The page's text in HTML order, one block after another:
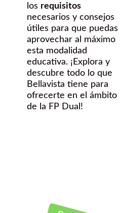
los requisitos
necesarios y consejos
útiles para que puedas
aprovechar al máximo
esta modalidad
educativa. ¡Explora y
descubre todo lo que
Bellavista tiene para
ofrecerte en el ámbito
de la FP Dual!